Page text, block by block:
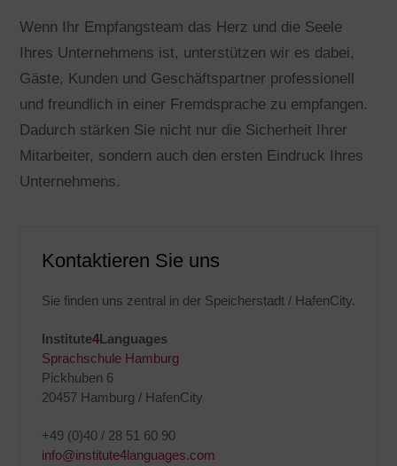
Wenn Ihr Empfangsteam das Herz und die Seele
Ihres Unternehmens ist, unterstützen wir es dabei,
Gäste, Kunden und Geschäftspartner professionell
und freundlich in einer Fremdsprache zu empfangen.
Dadurch stärken Sie nicht nur die Sicherheit Ihrer
Mitarbeiter, sondern auch den ersten Eindruck Ihres
Unternehmens.
Kontaktieren Sie uns
Sie finden uns zentral in der Speicherstadt / HafenCity.
Institute4Languages
Sprachschule Hamburg
Pickhuben 6
20457 Hamburg / HafenCity
+49 (0)40 / 28 51 60 90
info@institute4languages.com